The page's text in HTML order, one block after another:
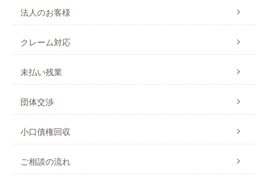
法人のお客様
クレーム対応
未払い残業
団体交渉
小口債権回収
ご相談の流れ